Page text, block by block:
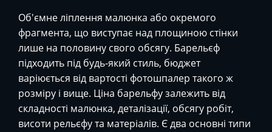
Об'ємне ліплення малюнка або окремого
фрагмента, що виступає над площиною стінки
лише на половину свого обсягу. Барельєф
підходить під будь-який стиль, бюджет
варіюється від вартості фотошпалер такого ж
розміру і вище. Ціна барельфу залежить від
складності малюнка, деталізації, обсягу робіт,
висоти рельєфу та матеріалів. Є два основні типи